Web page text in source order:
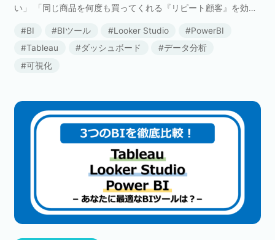
い」 「同じ商品を何度も買ってくれる『リピート顧客』を効率
購入単価』も一緒に表示させたい」 BIツールを […]
BI BIツール Looker Studio
PowerBI
Tableau
ダッシュボード
データ分析
可視化